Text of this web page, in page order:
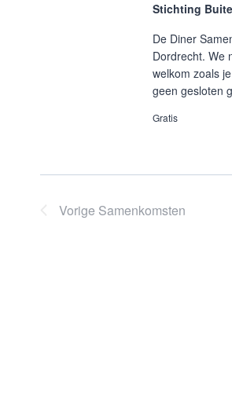
Stichting
De Diner
Dordrecht. We
welkom zoals
geen gesloten
Gratis
Vorige Samenkomsten